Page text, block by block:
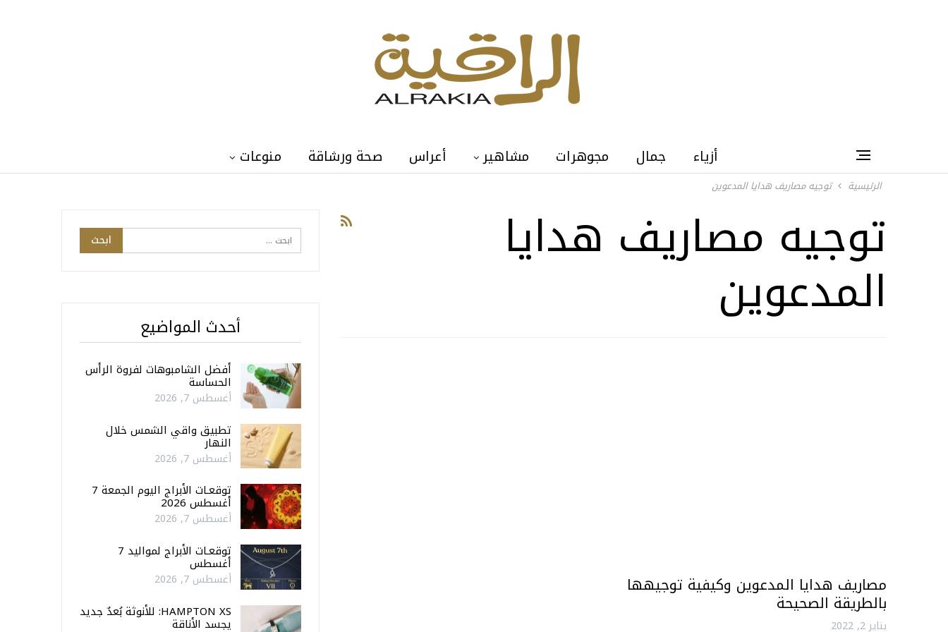
أزياء جمال مجوهرات مشاهير أعراس صحة ورشاقة منوعات
الرئيسية توجيه مصاريف هدايا المدعوين
توجيه مصاريف هدايا
المدعوين
مصاريف هدايا المدعوين وكيفية توجيهها
بالطريقة الصحيحة
يناير 2, 2022
أحدث المواضيع
أفضل الشامبوهات لفروة الرأس
الحساسة
أغسطس 7, 2026
تطبيق واقي الشمس خلال
النهار
أغسطس 7, 2026
توقعـات الأبراج اليوم الجمعة 7
أغسطس 2026
أغسطس 7, 2026
توقعـات الأبراج لمواليد 7
أغسطس
أغسطس 7, 2026
HAMPTON XS: للأنوثة بُعدٌ جديد
يجسد الأناقة